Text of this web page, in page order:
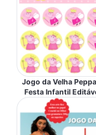
Jogo da Velha
Festa Infantil